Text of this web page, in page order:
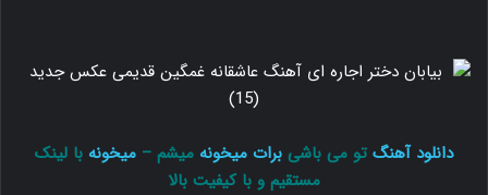
دانلود آهنگ تو می باشی برات میخونه میشم – میخونه با لینک
مستقیم و با کیفیت بالا